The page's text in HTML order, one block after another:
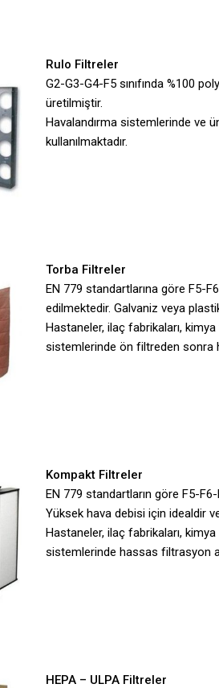
Rulo Filtreler
G2-G3-G4-F5 sınıfında %100
üretilmiştir.
Havalandırma sistemlerinde ve
kullanılmaktadır.
Torba Filtreler
EN 779 standartlarına göre F5-
edilmektedir. Galvaniz veya
Hastaneler, ilaç fabrikaları,
sistemlerinde ön filtreden sonra
Kompakt Filtreler
EN 779 standartların göre F5-
Yüksek hava debisi için idealdir
Hastaneler, ilaç fabrikaları,
sistemlerinde hassas filtrasyon
HEPA – ULPA Filtreler